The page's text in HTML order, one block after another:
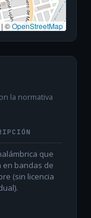
| ©OpenStreetMap
la normativa
que
en bandas de
(sin licencia